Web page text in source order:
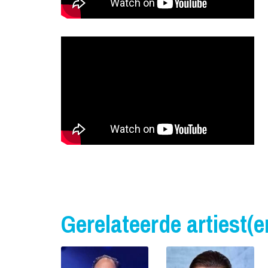
Gerelateerde